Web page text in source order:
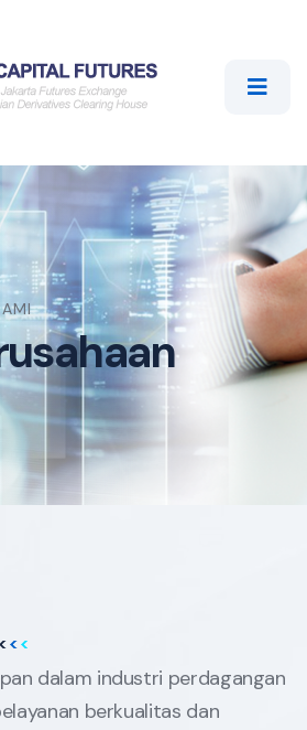
dalam industri perdagangan
berkualitas dan